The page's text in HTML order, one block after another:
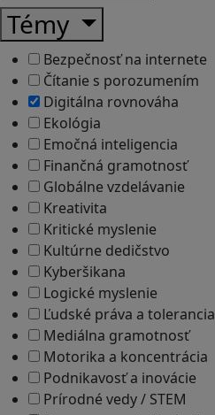
Témy
Bezpečnosť na internete
Čítanie s porozumením
Digitálna rovnováha
Ekológia
Emočná inteligencia
Finančná gramotnosť
Globálne vzdelávanie
Kreativita
Kritické myslenie
Kultúrne dedičstvo
Kyberšikana
Logické myslenie
Ľudské práva a tolerancia
Mediálna gramotnosť
Motorika a koncentrácia
Podnikavosť a inovácie
Prírodné vedy / STEM